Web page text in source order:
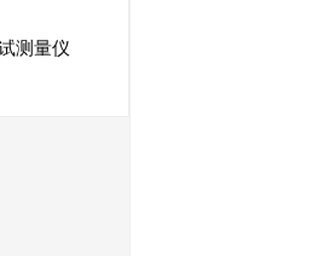
测量仪